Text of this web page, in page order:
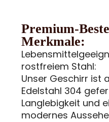
Premium-
Merkmale:
rostfreiem Stahl:
Unser Geschirr ist
Edelstahl 304
Langlebigkeit und
modernes